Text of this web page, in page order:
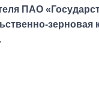
ПАО
зерновая